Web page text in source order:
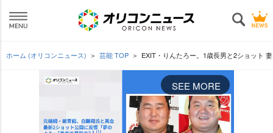
ホーム (オリコンニュース) 芸能 TOP EXIT・りんたろー。1歳長男と2ショット
SEE MORE